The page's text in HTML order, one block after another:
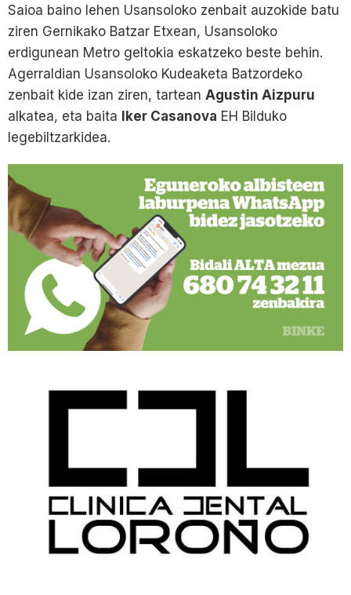
Saioa baino lehen Usansoloko zenbait auzokide batu
ziren Gernikako Batzar Etxean, Usansoloko
erdigunean Metro geltokia eskatzeko beste behin.
Agerraldian Usansoloko Kudeaketa Batzordeko
zenbait kide izan ziren, tartean Agustin Aizpuru
alkatea, eta baita Iker Casanova EH Bilduko
legebiltzarkidea.